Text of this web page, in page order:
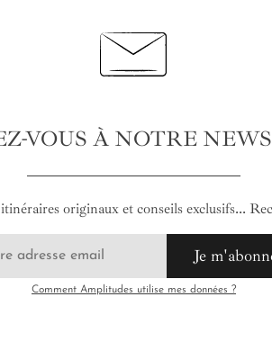
VOUS À NOTRE
originaux et conseils exclusifs...
Je
Comment Amplitudes utilise mes données ?